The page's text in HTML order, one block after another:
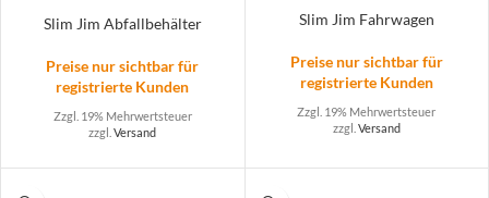
Slim Jim Abfallbehälter
Preise nur sichtbar für
registrierte Kunden
Zzgl. 19% Mehrwertsteuer
zzgl.Versand
Slim Jim Fahrwagen
Preise nur sichtbar für
registrierte Kunden
Zzgl. 19% Mehrwertsteuer
zzgl. Versand